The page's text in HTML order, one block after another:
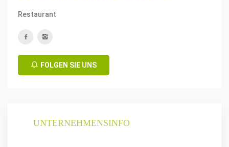
Restaurant
FOLGEN SIE UNS
UNTERNEHMENSINFO